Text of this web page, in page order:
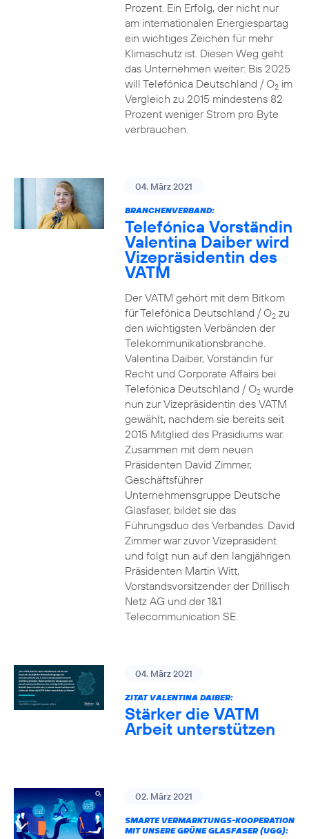
Prozent. Ein Erfolg, der nicht nur
am internationalen Energiespartag
ein wichtiges Zeichen für mehr
Klimaschutz ist. Diesen Weg geht
das Unternehmen weiter: Bis 2025
will Telefónica Deutschland / O2im
Vergleich zu 2015 mindestens 82
Prozent weniger Strom pro Byte
verbrauchen.
04. März 2021
BRANCHENVERBAND:
Telefónica Vorständin
Valentina Daiber wird
Vizepräsidentin des
VATM
Der VATM gehört mit dem Bitkom
für Telefónica Deutschland / O2zu
den wichtigsten Verbänden der
Telekommunikationsbranche.
Valentina Daiber, Vorständin für
Recht und Corporate Affairs bei
Telefónica Deutschland / O2wurde
nun zur Vizepräsidentin des VATM
gewählt, nachdem sie bereits seit
2015 Mitglied des Präsidiums war.
Zusammen mit dem neuen
Präsidenten David Zimmer,
Geschäftsführer
Unternehmensgruppe Deutsche
Glasfaser, bildet sie das
Führungsduo des Verbandes. David
Zimmer war zuvor Vizepräsident
und folgt nun auf den langjährigen
Präsidenten Martin Witt,
Vorstandsvorsitzender der Drillisch
Netz AG und der 1&1
Telecommunication SE.
04. März 2021
ZITAT VALENTINA DAIBER:
Stärker die VATM
Arbeit unterstützen
02. März 2021
SMARTE VERMARKTUNGS-KOOPERATION
MIT UNSERE GRÜNE GLASFASER (UGG):